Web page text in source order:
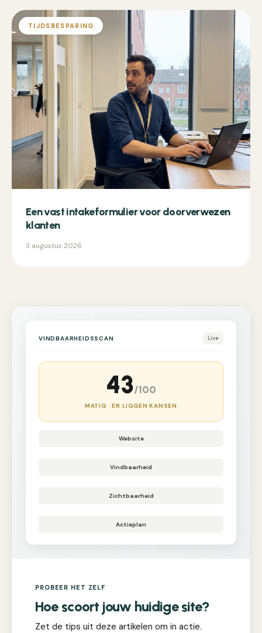
TIJDSBESPARING
Een vast intakeformulier voor doorverwezen
klanten
3 augustus 2026
VINDBAARHEIDSSCAN Live
43/100
MATIG · ER LIGGEN KANSEN
Website
Vindbaarheid
Zichtbaarheid
Actieplan
PROBEER HET ZELF
Hoe scoort jouw huidige site?
Zet de tips uit deze artikelen om in actie.